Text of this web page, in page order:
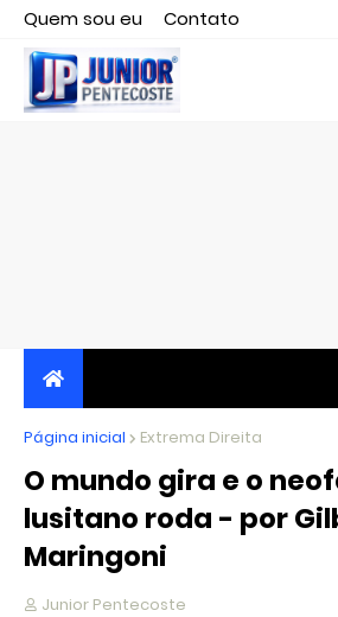
Quem sou eu
Contato
Editor responsável, jornalista Clovis
JORNALISMO INDEPENDENTE,
CRÍTICO
Página inicial Extrema Direita
O mundo gira e o
lusitano roda - por
Maringoni
Junior Pentecoste